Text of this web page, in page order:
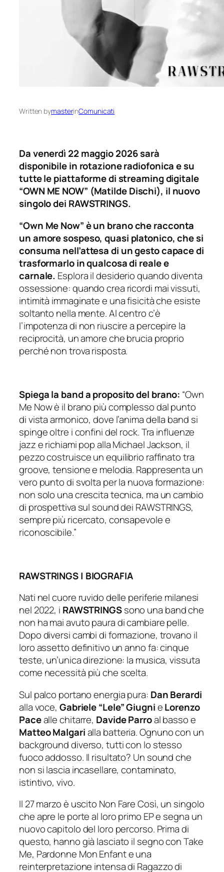
Written bymasterinComunicati
Da venerdì 22 maggio 2026 sarà
disponibile in rotazione radiofonica e su
tutte le piattaforme di streaming digitale
“OWN ME NOW” (Matilde Dischi), il nuovo
singolo dei RAWSTRINGS.
“Own Me Now” è un brano che racconta
un amore sospeso, quasi platonico, che si
consuma nell’attesa di un gesto capace di
trasformarlo in qualcosa di reale e
carnale. Esplora il desiderio quando diventa
ossessione: quando crea ricordi mai vissuti,
intimità immaginate e una fisicità che esiste
soltanto nella mente. Al centro c’è
l’impotenza di non riuscire a percepire la
reciprocità, un amore che brucia proprio
perché non trova risposta.
Spiega la band a proposito del brano: “Own
Me Now è il brano più complesso dal punto
di vista armonico, dove l’anima della band si
spinge oltre i confini del rock. Tra influenze
jazz e richiami pop alla Michael Jackson, il
pezzo costruisce un equilibrio raffinato tra
groove, tensione e melodia. Rappresenta un
vero punto di svolta per la nuova formazione:
non solo una crescita tecnica, ma un cambio
di prospettiva sul sound dei RAWSTRINGS,
sempre più ricercato, consapevole e
riconoscibile.”
RAWSTRINGS | BIOGRAFIA
Nati nel cuore ruvido delle periferie milanesi
nel 2022, i RAWSTRINGSsono una band che
non ha mai avuto paura di cambiare pelle.
Dopo diversi cambi di formazione, trovano il
loro assetto definitivo un anno fa: cinque
teste, un’unica direzione: la musica, vissuta
come necessità più che scelta.
Sul palco portano energia pura: Dan Berardi
alla voce, Gabriele “Lele” GiugnieLorenzo
Pacealle chitarre, Davide Parroal basso e
Matteo Malgarialla batteria. Ognuno con un
background diverso, tutti con lo stesso
fuoco addosso. Il risultato? Un sound che
non si lascia incasellare, contaminato,
istintivo, vivo.
Il 27 marzo è uscito Non Fare Così, un singolo
che apre le porte al loro primo EP e segna un
nuovo capitolo del loro percorso. Prima di
questo, hanno già lasciato il segno conTake
Me, Pardonne Mon Enfante una
reinterpretazione intensa di Ragazzo di